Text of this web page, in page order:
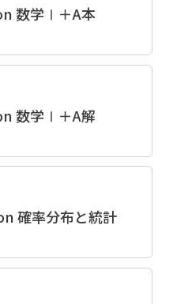
数学Ⅰ＋A本
数学Ⅰ＋A解
確率分布と統計